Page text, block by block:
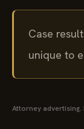
Case
unique to
Attorney